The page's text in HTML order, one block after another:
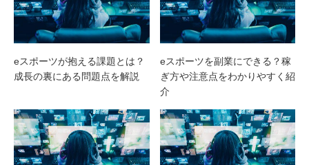
eスポーツが抱える課題とは？
成長の裏にある問題点を解説
eスポーツを副業にできる？稼
ぎ方や注意点をわかりやすく紹
介